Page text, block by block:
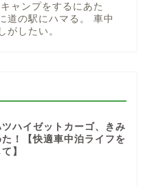
ャンプをするにあた
道の駅にハマる。 車中
がしたい。
ツハイゼットカーゴ、きみ
た！【快適車中泊ライフを
】